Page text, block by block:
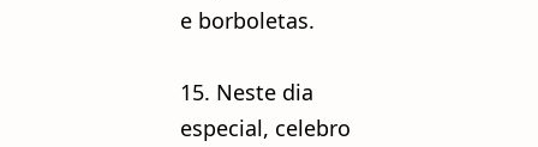
e borboletas.
15. Neste dia
especial, celebro